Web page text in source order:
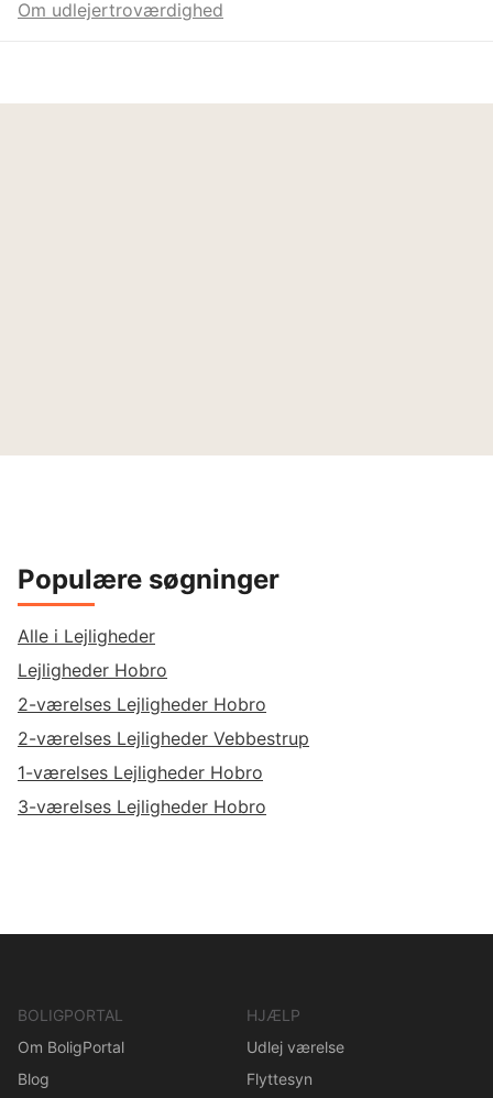
Om udlejertroværdighed
Populære søgninger
Alle i Lejligheder
Lejligheder Hobro
2-værelses Lejligheder Hobro
2-værelses Lejligheder Vebbestrup
1-værelses Lejligheder Hobro
3-værelses Lejligheder Hobro
BOLIGPORTAL
Om BoligPortal
Blog
HJÆLP
Udlej værelse
Flyttesyn